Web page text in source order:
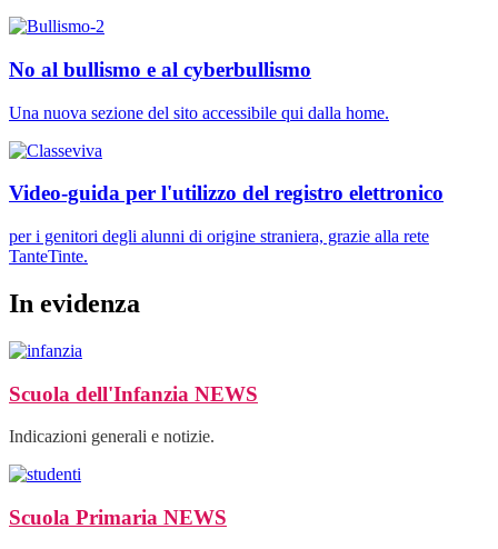
No al bullismo e al cyberbullismo
Una nuova sezione del sito accessibile qui dalla home.
Video-guida per l'utilizzo del registro elettronico
per i genitori degli alunni di origine straniera, grazie alla rete
TanteTinte.
In evidenza
Scuola dell'Infanzia NEWS
Indicazioni generali e notizie.
Scuola Primaria NEWS